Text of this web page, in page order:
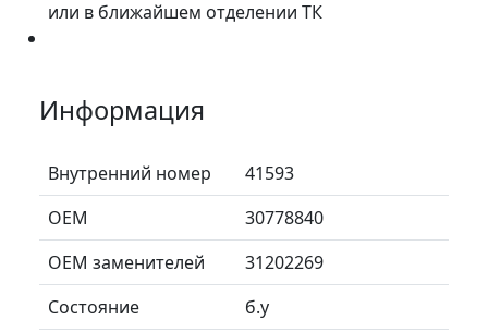
или в ближайшем отделении ТК
Информация
Внутренний номер
41593
ОЕМ
30778840
ОЕМ заменителей
31202269
Состояние
б.у